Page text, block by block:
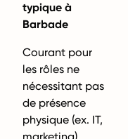
typique à
Barbade
Courant pour
les rôles ne
nécessitant pas
de présence
physique (ex. IT,